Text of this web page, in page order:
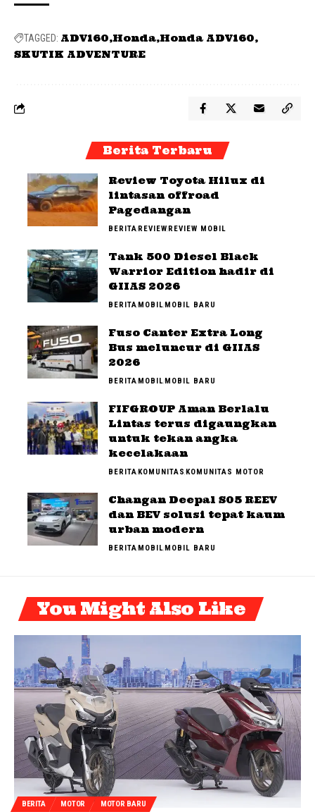
TAGGED: ADV160 Honda Honda ADV160
SKUTIK ADVENTURE
Berita Terbaru
Review Toyota Hilux di
lintasan offroad
Pagedangan
BERITAREVIEWREVIEW MOBIL
Tank 500 Diesel Black
Warrior Edition hadir di
GIIAS 2026
BERITAMOBILMOBIL BARU
Fuso Canter Extra Long
Bus meluncur di GIIAS
2026
BERITAMOBILMOBIL BARU
FIFGROUP Aman Berlalu
Lintas terus digaungkan
untuk tekan angka
kecelakaan
BERITAKOMUNITASKOMUNITAS MOTOR
Changan Deepal S05 REEV
dan BEV solusi tepat kaum
urban modern
BERITAMOBILMOBIL BARU
You Might Also Like
BERITA MOTOR MOTOR BARU